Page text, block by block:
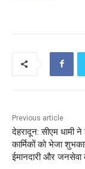
k
Previous article
देहरादून: सीएम धामी
कार्मिकों को भेजा
ईमानदारी और जनसेवा